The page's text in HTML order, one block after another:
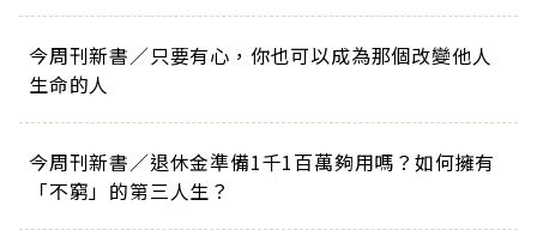
今周刊新書／只要有心，你也可以成為那個改變他人
生命的人
今周刊新書／退休金準備1千1百萬夠用嗎？如何擁有
「不窮」的第三人生？